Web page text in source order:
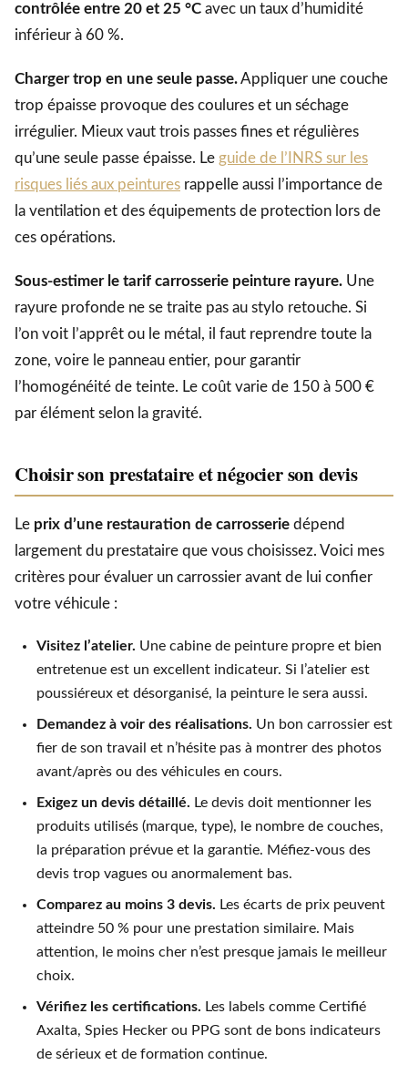
contrôlée entre 20 et 25 °C avec un taux d’humidité
inférieur à 60 %.
Charger trop en une seule passe.Appliquer une couche
trop épaisse provoque des coulures et un séchage
irrégulier. Mieux vaut trois passes fines et régulières
qu’une seule passe épaisse. Le guide de l’INRS sur les
risques liés aux peintures rappelle aussi l’importance de
la ventilation et des équipements de protection lors de
ces opérations.
Sous-estimer le tarif carrosserie peinture rayure. Une
rayure profonde ne se traite pas au stylo retouche. Si
l’on voit l’apprêt ou le métal, il faut reprendre toute la
zone, voire le panneau entier, pour garantir
l’homogénéité de teinte. Le coût varie de 150 à 500 €
par élément selon la gravité.
Choisir son prestataire et négocier son devis
Le prix d’une restauration de carrosserie dépend
largement du prestataire que vous choisissez. Voici mes
critères pour évaluer un carrossier avant de lui confier
votre véhicule :
Visitez l’atelier. Une cabine de peinture propre et bien
entretenue est un excellent indicateur. Si l’atelier est
poussiéreux et désorganisé, la peinture le sera aussi.
Demandez à voir des réalisations. Un bon carrossier est
fier de son travail et n’hésite pas à montrer des photos
avant/après ou des véhicules en cours.
Exigez un devis détaillé. Le devis doit mentionner les
produits utilisés (marque, type), le nombre de couches,
la préparation prévue et la garantie. Méfiez-vous des
devis trop vagues ou anormalement bas.
Comparez au moins 3 devis. Les écarts de prix peuvent
atteindre 50 % pour une prestation similaire. Mais
attention, le moins cher n’est presque jamais le meilleur
choix.
Vérifiez les certifications. Les labels comme Certifié
Axalta, Spies Hecker ou PPG sont de bons indicateurs
de sérieux et de formation continue.